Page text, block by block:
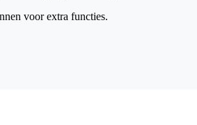
voor extra functies.